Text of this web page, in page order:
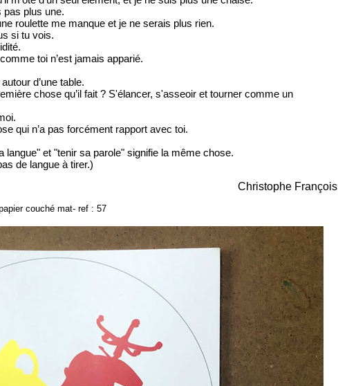
pas plus une.
roulette me manque et je ne serais plus rien.
si tu vois.
toi n’est jamais apparié.
d’une table.
chose qu’il fait ? S'élancer, s'asseoir et tourner comme un
qui n’a pas forcément rapport avec toi.
et "tenir sa parole" signifie la même chose.
de langue à tirer.)
Christophe François
couché mat- ref : 57